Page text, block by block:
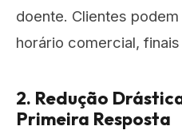
doente. Clientes
horário comercial,
2. Redução
Primeira Resposta